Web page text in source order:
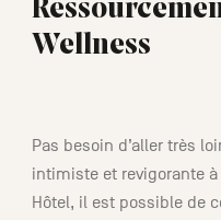
Wellness
Pas besoin d’aller très
intimiste et revigorante
Hôtel, il est possible de